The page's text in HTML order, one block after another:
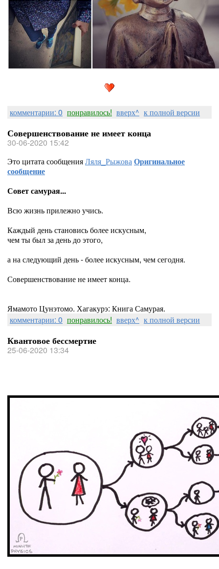
комментарии: 0 понравилось! вверх^ к полной версии
Совершенствование не имеет конца
30-06-2020 15:42
Это цитата сообщенияЛяля_РыжоваОригинальное
сообщение
Совет самурая...
Всю жизнь прилежно учись.
Каждый день становись более искусным,
чем ты был за день до этого,
а на следующий день - более искусным, чем сегодня.
Совершенствование не имеет конца.
Ямамото Цунэтомо. Хагакурэ: Книга Самурая.
комментарии: 0 понравилось! вверх^ к полной версии
Квантовое бессмертие
25-06-2020 13:34